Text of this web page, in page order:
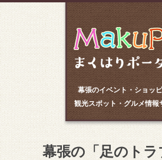
幕張のイベント・ショッ
観光スポット・グルメ情報
幕張の「足のト